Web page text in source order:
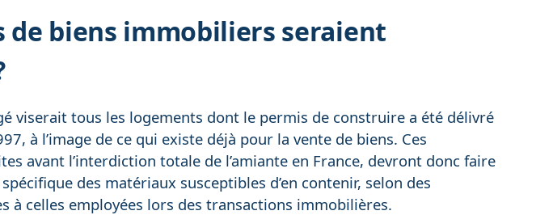
de biens immobiliers seraient
viserait tous les logements dont le permis de construire a été délivré
à l’image de ce qui existe déjà pour la vente de biens. Ces
avant l’interdiction totale de l’amiante en France, devront donc faire
spécifique des matériaux susceptibles d’en contenir, selon des
à celles employées lors des transactions immobilières.